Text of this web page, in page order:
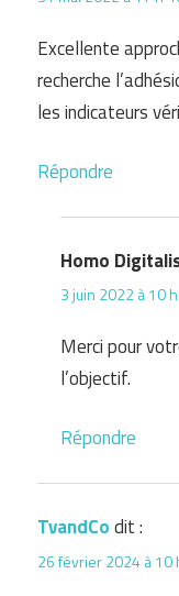
Excellente
recherche
les indicateurs
Répondre
Homo
3 juin 2022 à 10
Merci pour
l’objectif.
Répondre
TvandCodit :
26 février 2024 à 10